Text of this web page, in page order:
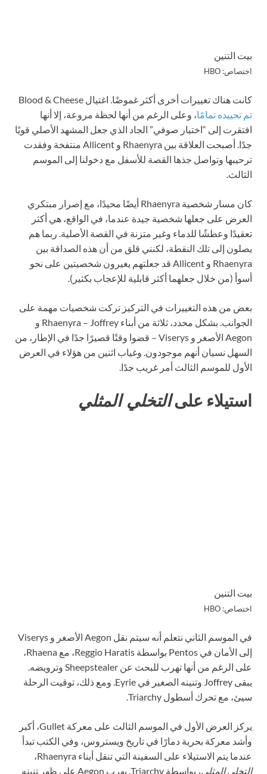
بيت التنين
اختصاص: HBO
كانت هناك تغييرات أخرى أكثر غموضًا. اغتيال Blood & Cheese
تم تحييده تمامًا، وعلى الرغم من أنها لحظة مروعة، إلا أنها
افتقرت إلى “اختيار صوفي” الجاد الذي جعل المشهد الأصلي قويًا
جدًا. أصبحت العلاقة بين Rhaenyra و Allicent منتفخة وفقدت
ترحيبها وتواصل جذها القصة للأسفل مع دخولنا إلى الموسم
الثالث.
كان مسار شخصية Rhaenyra أيضًا محيدًا، مع إصرار مبتكري
العرض على جعلها شخصية جيدة عندما، في الواقع، هي أكثر
تعقيدًا وعطشًا للدماء وغير متزنة في القصة الأصلية. ربما هم
يصلون إلى تلك النقطة، لكنني قلق من أن هذه الصداقة بين
Rhaenyra و Allicent قد جعلتهم يغيرون شخصيتين على نحو
أسوأ (من خلال جعلهما أكثر قابلية للإعجاب بكثير).
بعض من هذه التغييرات في التركيز تركت شخصيات مهمة على
الجوانب. بشكل محدد، ثلاثة من أبناء Rhaenyra – Joffrey و
Aegon الأصغر و Viserys – قضوا وقتًا قصيرًا جدًا في الإطار، من
السهل نسيان أنهم موجودون. وغياب اثنين من هؤلاء في العرض
الأول للموسم الثالث أمر غريب جدًا.
استيلاء علىالتخلي المثلي
بيت التنين
اختصاص: HBO
في الموسم الثاني نتعلم أنه سيتم نقل Aegon الأصغر و Viserys
إلى الأمان في Pentos بواسطة Reggio Haratis، مع Rhaena،
على الرغم من أنها تهرب للبحث عن Sheepstealer وترويضه.
يبقى Joffrey وتنينه الصغير في Eyrie. ومع ذلك، توقيت الرحلة
سيئ، مع تحرك أسطول Triarchy.
يركز العرض الأول في الموسم الثالث على معركة Gullet، أكبر
وأشد معركة بحرية دمارًا في تاريخ ويستروس، وفي الكتب تبدأ
عندما يتم الاستيلاء على السفينة التي تنقل أبناء Rhaenyra،
التخلي المثلي
، بواسطة Triarchy. يهرب Aegon على ظهر تنينه